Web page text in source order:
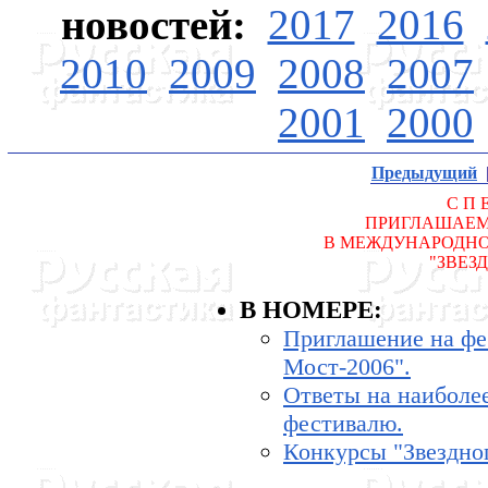
новостей: 2017 2016
2010 2009 2008 2007
2001 2000
Предыдущий
С П
ПРИГЛАШАЕМ
В
В HОМЕРЕ:
Приглашение на
Мост-2006".
Ответы на
фестивалю.
Конкурсы